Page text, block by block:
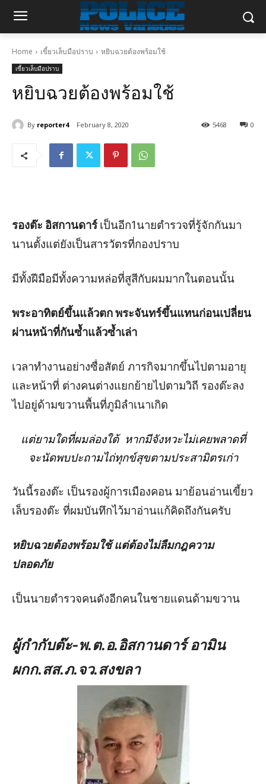
Home เขี้ยวเล็บมือปราบ หยิบฉวยต้องพร้อมใช้
เขี้ยวเล็บมือปราบ
หยิบฉวยต้องพร้อมใช้
By reporter4 February 8, 2020 0
5468
รองต๊ะ อิสกานดาร์ เป็นอีก1นายตำรวจที่รู้จักกันมา
นานตั้งแต่ยังเป็นสารวัตรที่กองปราบ
มีทั้งฝีมือมีทั้งความหล่อที่สูสีกับผมมากในตอนนั้น
พระอาทิตย์ขึ้นแล้วตก พระจันทร์ขึ้นแทนก่อนเปลี่ยน
ผ่านหน้าที่กันซ้ำแล้วซ้ำเล่า
เวลาทำงานอย่างซื่อสัตย์ ภารกิจมากขึ้นไปตามอายุ
และหน้าที่ ต่างคนต่างแยกย้ายไปตามวิถี รองต๊ะลง
ไปอยู่ด้ามขวานพื้นที่ภูมิลำเนาเกิด
แต่ยามใดที่ผมล่องใต้
หากมีจังหวะไม่เคยพลาดที่
จะนัดพบปะถามไถ่ทุกข์สุขตามประสามิตรเก่า
วันนี้รองต๊ะ เป็นรองผู้การเมืองคอน มาย้อนอ่านเขี้ยว
เล็บรองต๊ะ ที่ผมบันทึกไว้มาอ่านแก้คิดถึงกันครับ
หยิบฉวยต้องพร้อมใช้ แต่ต้องไม่ลืมกฎความ
ปลอดภัย
เป็นนายตำรวจคนดังอีกคนในชายแดนด้ามขวาน
ผู้กำกับต๊ะ-พ.ต.อ.อิสกานดาร์ อามิน
ผกก.สส.ภ.จว.สงขลา